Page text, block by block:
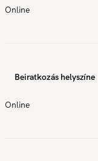
Online
Beiratkozás helyszíne
Online